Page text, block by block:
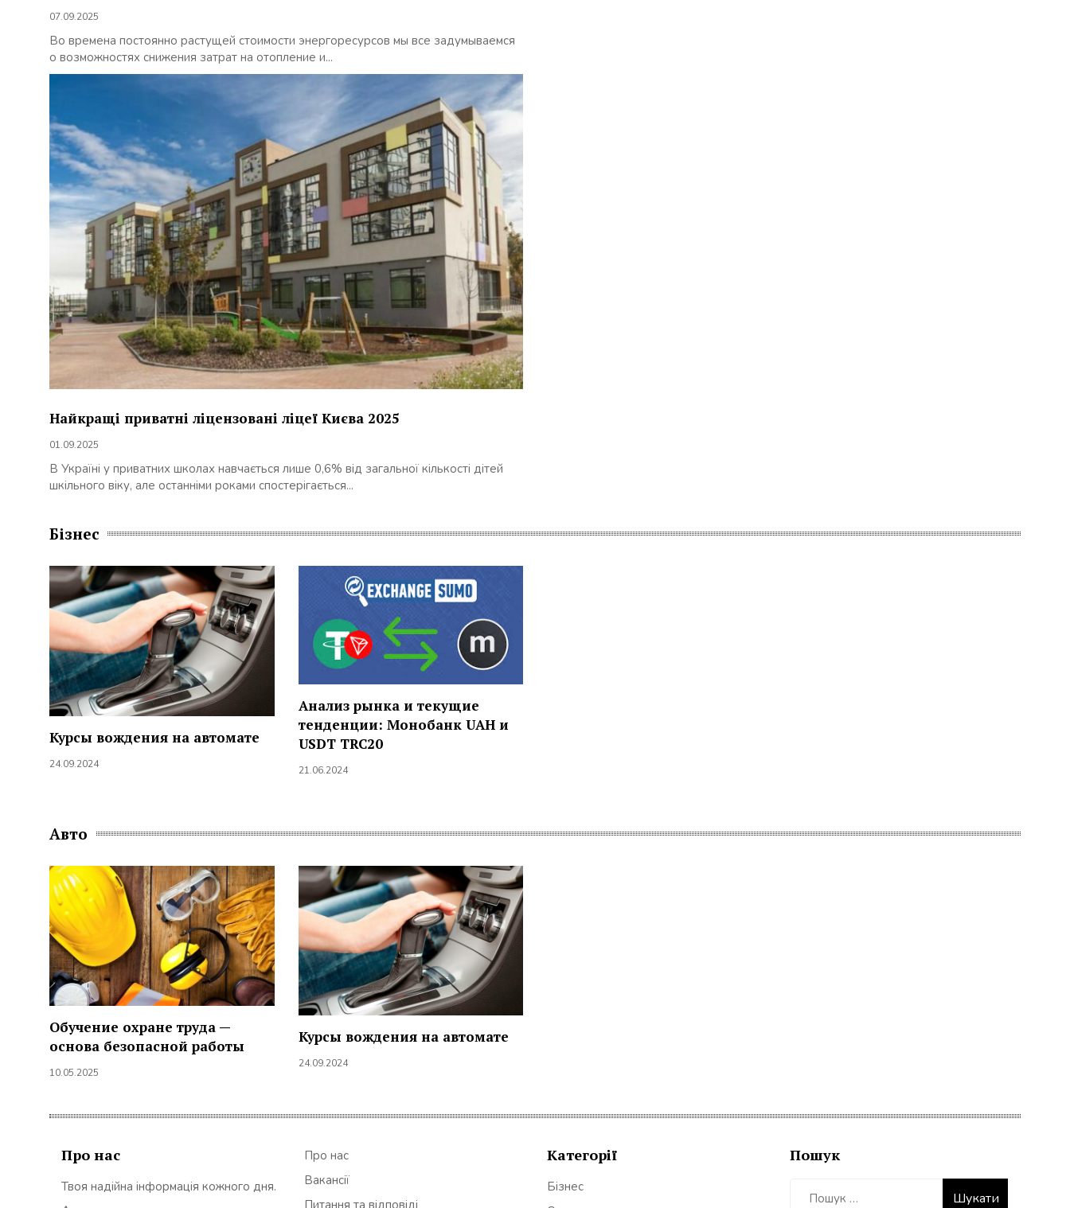
07.09.2025
Во времена постоянно растущей стоимости энергоресурсов мы все задумываемся
о возможностях снижения затрат на отопление и...
Найкращі приватні ліцензовані ліцеї Києва 2025
01.09.2025
В Україні у приватних школах навчається лише 0,6% від загальної кількості дітей
шкільного віку, але останніми роками спостерігається...
Бізнес
Курсы вождения на автомате
24.09.2024
Анализ рынка и текущие
тенденции: Монобанк UAH и
USDT TRC20
21.06.2024
Авто
Обучение охране труда —
основа безопасной работы
10.05.2025
Курсы вождения на автомате
24.09.2024
Про нас
Твоя надійна інформація кожного дня.
Про нас
Вакансії
Категорії
Бізнес
Пошук